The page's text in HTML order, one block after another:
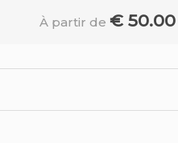
À partir de € 50.00